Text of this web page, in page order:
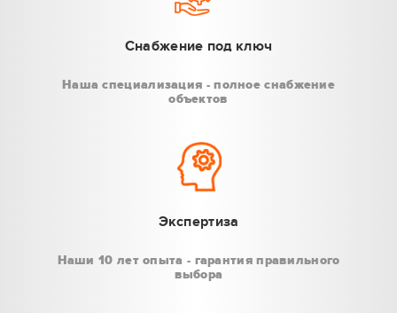
Снабжение под ключ
Наша специализация - полное снабжение
объектов
Экспертиза
Наши 10 лет опыта - гарантия правильного
выбора